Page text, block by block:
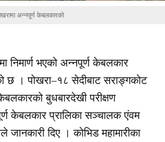
अन्नपूर्ण केबलकारको
निमार्ण भएको अन्नपूर्ण केबलकार
छ । पोखरा–१८ सेदीबाट सराङ्गकोट
बुधबारदेखी परीक्षण
केबलकार प्रालिका सञ्चालक एंवम
जानकारी दिए । कोभिड महामारीका